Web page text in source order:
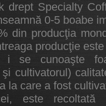
drept Specialty
0-5 boabe
din producţia
producţie
i se cunoaşte
şi cultivatorul)
la care a fost
este